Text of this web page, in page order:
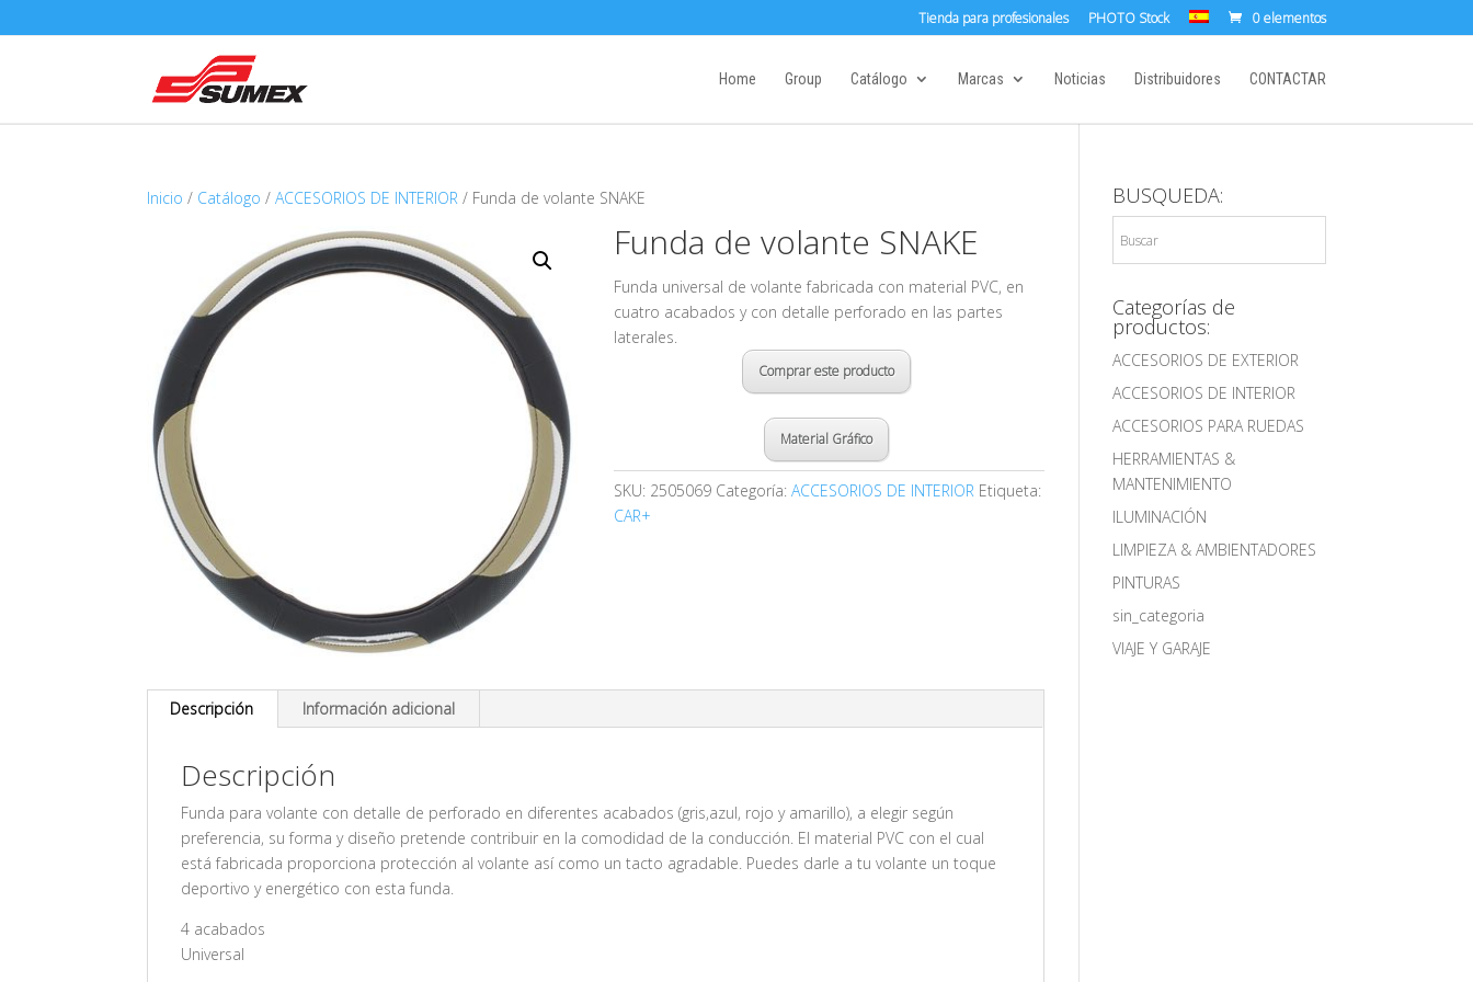
Tienda para profesionales PHOTO Stock 0 elementos
Home Group Catálogo Marcas Noticias Distribuidores CONTACTAR
Inicio / Catálogo /ACCESORIOS DE INTERIOR / Funda de volante SNAKE
Funda de volante SNAKE
Funda universal de volante fabricada con material PVC, en
cuatro acabados y con detalle perforado en las partes
laterales.
Comprar este producto
Material Gráfico
SKU: 2505069 Categoría:ACCESORIOS DE INTERIOR Etiqueta:
CAR+
Descripción Información adicional
Descripción
Funda para volante con detalle de perforado en diferentes acabados (gris,azul, rojo y amarillo), a elegir según
preferencia, su forma y diseño pretende contribuir en la comodidad de la conducción. El material PVC con el cual
está fabricada proporciona protección al volante así como un tacto agradable. Puedes darle a tu volante un toque
deportivo y energético con esta funda.
4 acabados
Universal
BUSQUEDA:
Categorías de
productos:
ACCESORIOS DE EXTERIOR
ACCESORIOS DE INTERIOR
ACCESORIOS PARA RUEDAS
HERRAMIENTAS &
MANTENIMIENTO
ILUMINACIÓN
LIMPIEZA & AMBIENTADORES
PINTURAS
sin_categoria
VIAJE Y GARAJE